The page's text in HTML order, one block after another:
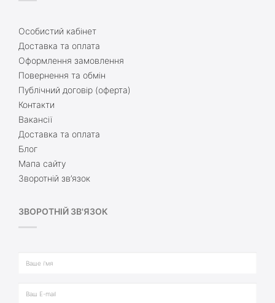
Особистий кабінет
Доставка та оплата
Оформлення замовлення
Повернення та обмін
Публічний договір (оферта)
Контакти
Вакансії
Доставка та оплата
Блог
Мапа сайту
Зворотній зв’язок
ЗВОРОТНІЙ ЗВ'ЯЗОК